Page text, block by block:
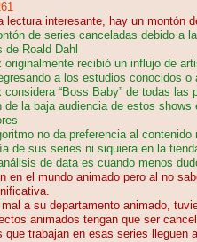
lectura interesante, hay un montón
de series canceladas debido a
de Roald Dahl
originalmente recibió un influjo de
a los estudios conocidos
considera “Boss Baby” de todas
de la baja audiencia de estos
no da preferencia al
de sus series ni siquiera en la
de data es cuando menos
en el mundo animado pero al no
a su departamento animado,
animados tengan que ser
trabajan en esas series lleguen